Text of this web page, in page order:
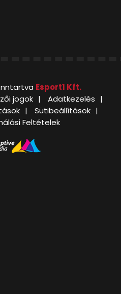
Esport1 Kft.
jogok
Adatkezelés
Sütibeállítások
Feltételek